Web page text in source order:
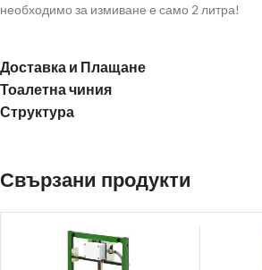
необходимо за измиване е само 2 литра!
Доставка и Плащане
Тоалетна чиния
Структура
Свързани продукти